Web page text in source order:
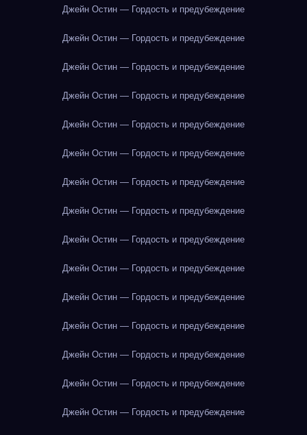
Джейн Остин — Гордость и предубеждение
Джейн Остин — Гордость и предубеждение
Джейн Остин — Гордость и предубеждение
Джейн Остин — Гордость и предубеждение
Джейн Остин — Гордость и предубеждение
Джейн Остин — Гордость и предубеждение
Джейн Остин — Гордость и предубеждение
Джейн Остин — Гордость и предубеждение
Джейн Остин — Гордость и предубеждение
Джейн Остин — Гордость и предубеждение
Джейн Остин — Гордость и предубеждение
Джейн Остин — Гордость и предубеждение
Джейн Остин — Гордость и предубеждение
Джейн Остин — Гордость и предубеждение
Джейн Остин — Гордость и предубеждение